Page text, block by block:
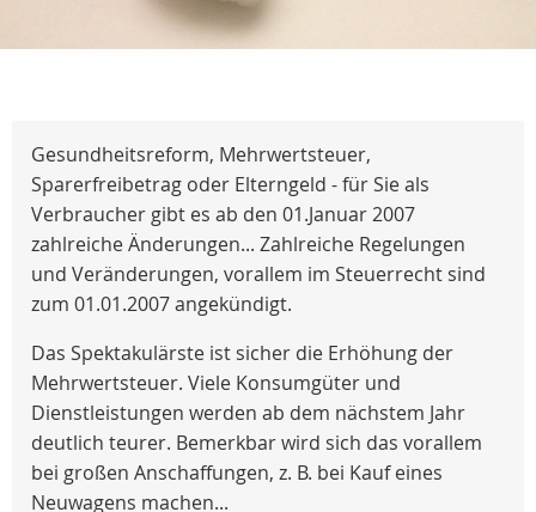
Gesundheitsreform, Mehrwertsteuer,
Sparerfreibetrag oder Elterngeld - für Sie als
Verbraucher gibt es ab den 01.Januar 2007
zahlreiche Änderungen... Zahlreiche Regelungen
und Veränderungen, vorallem im Steuerrecht sind
zum 01.01.2007 angekündigt.
Das Spektakulärste ist sicher die Erhöhung der
Mehrwertsteuer. Viele Konsumgüter und
Dienstleistungen werden ab dem nächstem Jahr
deutlich teurer. Bemerkbar wird sich das vorallem
bei großen Anschaffungen, z. B. bei Kauf eines
Neuwagens machen...